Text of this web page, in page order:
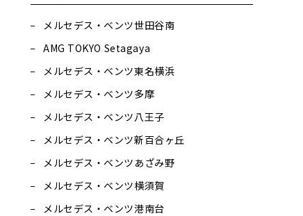
メルセデス・ベンツ世田谷南
AMG TOKYO Setagaya
メルセデス・ベンツ東名横浜
メルセデス・ベンツ多摩
メルセデス・ベンツ八王子
メルセデス・ベンツ新百合ヶ丘
メルセデス・ベンツあざみ野
メルセデス・ベンツ横須賀
メルセデス・ベンツ港南台